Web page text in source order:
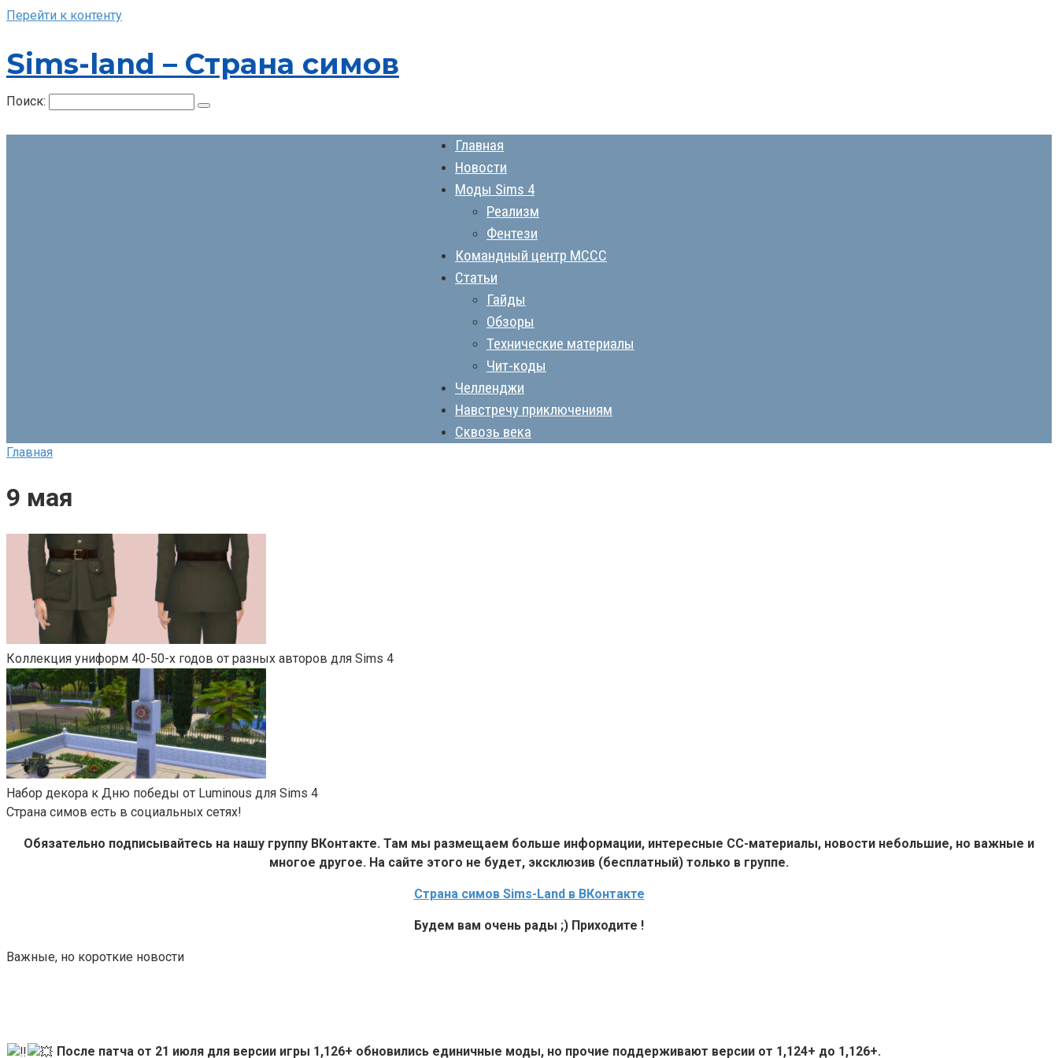
Перейти к контенту
Sims-land – Страна симов
Поиск:
Главная
Новости
Моды Sims 4
Реализм
Фентези
Командный центр MCCC
Статьи
Гайды
Обзоры
Технические материалы
Чит-коды
Челленджи
Навстречу приключениям
Сквозь века
Главная
9 мая
Коллекция униформ 40-50-х годов от разных авторов для Sims 4
Набор декора к Дню победы от Luminous для Sims 4
Страна симов есть в социальных сетях!
Обязательно подписывайтесь на нашу группу ВКонтакте. Там мы размещаем больше информации, интересные СС-материалы, новости небольшие, но важные и
многое другое. На сайте этого не будет, эксклюзив (бесплатный) только в группе.
Страна симов Sims-Land в ВКонтакте
Будем вам очень рады ;) Приходите !
Важные, но короткие новости
После патча от 21 июля для версии игры 1,126+ обновились единичные моды, но прочие поддерживают версии от 1,124+ до 1,126+.